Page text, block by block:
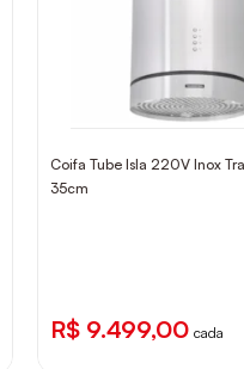
Coifa Tube Isla 220V Inox
35cm
R$ 9.499,00 cada